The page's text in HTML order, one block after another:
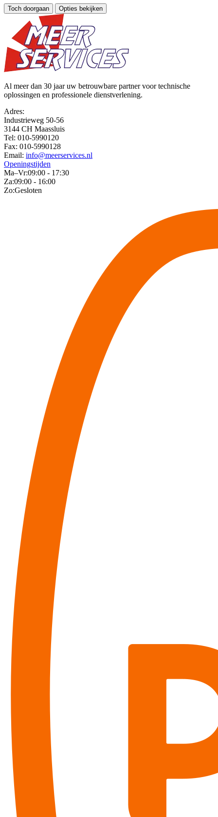
Toch doorgaan Opties bekijken
Al meer dan 30 jaar uw betrouwbare partner voor technische
oplossingen en professionele dienstverlening.
Adres:
Industrieweg 50-56
3144 CH Maassluis
Tel: 010-5990120
Fax: 010-5990128
Email: info@meerservices.nl
Openingstijden
Ma–Vr:09:00 - 17:30
Za:09:00 - 16:00
Zo:Gesloten